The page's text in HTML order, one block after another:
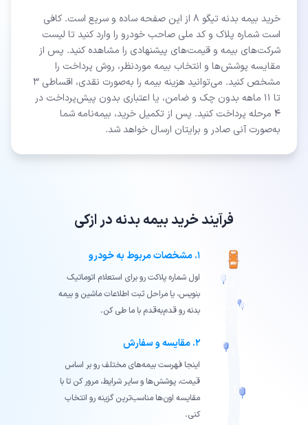
خرید بیمه بدنه تیگو 8 از این صفحه ساده و سریع است. کافی
است شماره پلاک و کد ملی صاحب خودرو را وارد کنید تا لیست
شرکت‌های بیمه و قیمت‌های پیشنهادی را مشاهده کنید. پس از
مقایسه پوشش‌ها و انتخاب بیمه موردنظر، روش پرداخت را
مشخص کنید. می‌توانید هزینه بیمه را به‌صورت نقدی، اقساطی ۳
تا ۱۱ ماهه بدون چک و ضامن، یا اعتباری بدون پیش‌پرداخت در
۴ مرحله پرداخت کنید. پس از تکمیل خرید، بیمه‌نامه شما
به‌صورت آنی صادر و برایتان ارسال خواهد شد.
فرآیند خرید بیمه بدنه در ازکی
۱. مشخصات مربوط به خودرو
اول شماره پلاکت رو برای استعلام اتوماتیک
بنویس، یا مراحل ثبت اطلاعات ماشین و بیمه
بدنه رو قدم‌به‌قدم با ما طی کن.
۲. مقایسه و سفارش
اینجا فهرست بیمه‌های مختلف رو بر اساس
قیمت، پوشش‌ها و سایر شرایط، مرور کن تا با
مقایسه‌ اون‌ها مناسب‌ترین گزینه رو انتخاب
کنی.